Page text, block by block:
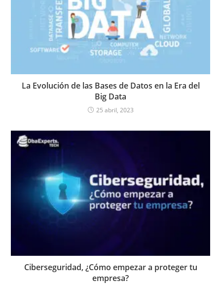
La Evolución de las Bases de Datos en la Era del
Big Data
25 abril, 2023
Ciberseguridad, ¿Cómo empezar a proteger tu
empresa?